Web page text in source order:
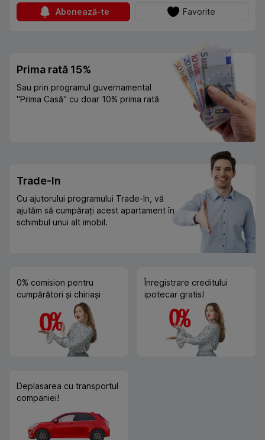
Abonează-te Favorite
Prima rată 15%
Sau prin programul guvernamental
"Prima Casă" cu doar 10% prima rată
Trade-In
Cu ajutorului programului Trade-In, vă
ajutăm să cumpărați acest apartament în
schimbul unui alt imobil.
0% comision pentru
cumpărători și chiriași
Înregistrare creditului
ipotecar gratis!
Deplasarea cu transportul
companiei!